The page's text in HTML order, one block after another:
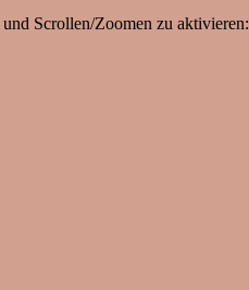
Scrollen/Zoomen zu aktivieren: